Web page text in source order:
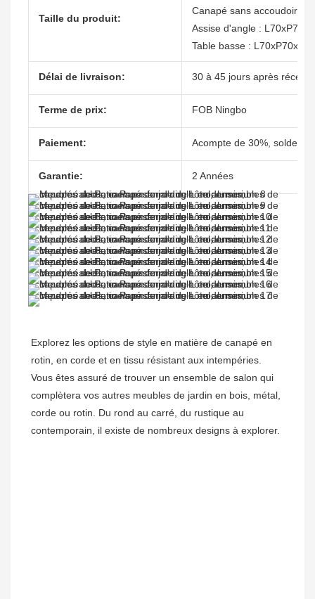
Taille du produit:
Canapé sans accoudoirs
Assise d'angle :
Table basse :
Délai de livraison: 30 à 45 jours après
Terme de prix: FOB Ningbo
Paiement: Acompte de 30%, solde
Garantie: 2 Années
Explorez les options de style en matière de canapé en
rotin, en corde et en tissu résistant aux intempéries.
Vous êtes assuré de trouver un ensemble de salon qui
complètera vos autres meubles de jardin en bois, métal,
corde ou rotin. Du rond au carré, du rustique au